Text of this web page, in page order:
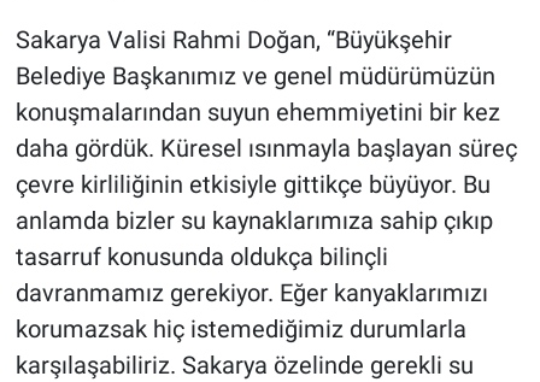
Sakarya Valisi Rahmi Doğan, “Büyükşehir
Belediye Başkanımız ve genel müdürümüzün
konuşmalarından suyun ehemmiyetini bir kez
daha gördük. Küresel ısınmayla başlayan süreç
çevre kirliliğinin etkisiyle gittikçe büyüyor. Bu
anlamda bizler su kaynaklarımıza sahip çıkıp
tasarruf konusunda oldukça bilinçli
davranmamız gerekiyor. Eğer kanyaklarımızı
korumazsak hiç istemediğimiz durumlarla
karşılaşabiliriz. Sakarya özelinde gerekli su